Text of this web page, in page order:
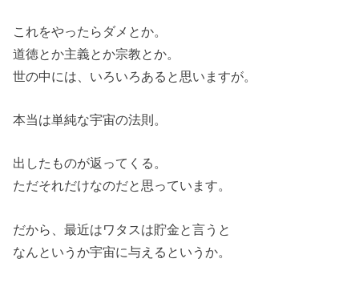
これをやったらダメとか。
道徳とか主義とか宗教とか。
世の中には、いろいろあると思いますが。
本当は単純な宇宙の法則。
出したものが返ってくる。
ただそれだけなのだと思っています。
だから、最近はワタスは貯金と言うと
なんというか宇宙に与えるというか。